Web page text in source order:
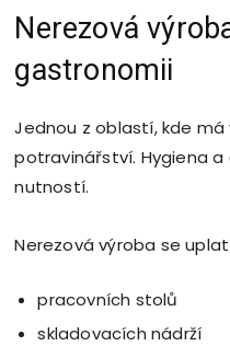
Nerezová
gastronomii
Jednou z oblastí, kde
potravinářství. Hygiena
nutností.
Nerezová výroba se
pracovních stolů
skladovacích nádrží